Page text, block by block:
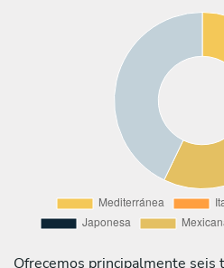
Ofrecemos principalmente seis